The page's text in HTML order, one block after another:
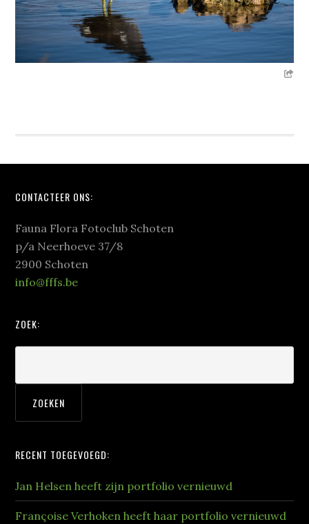
Footer
CONTACTEER ONS:
Fauna Flora Fotoclub Schoten
p/a Neerhoeve 37/8
2900 Schoten
info@fffs.be
ZOEK:
RECENT TOEGEVOEGD:
Jan Helsen heeft zijn portfolio vernieuwd
Françoise Verhoken heeft haar portfolio vernieuwd